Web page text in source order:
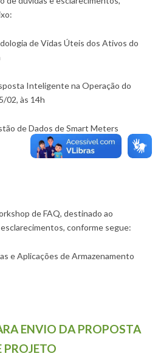
de Vidas Úteis dos Ativos do
Inteligente na Operação do
02, às 14h
de Dados de Smart Meters
de FAQ, destinado ao
conforme segue:
e Aplicações de Armazenamento
ENVIO DA PROPOSTA
PROJETO